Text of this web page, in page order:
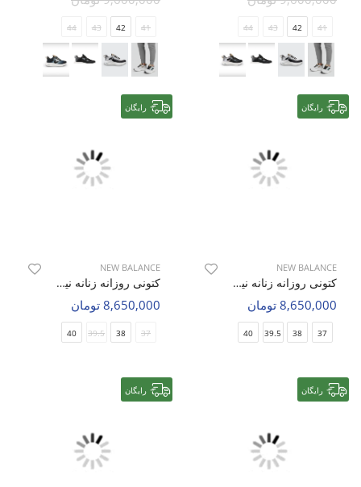
41
42
43
44
41
42
43
44
رایگان
NEW BALANCE
کتونی روزانه زنانه نیو بالانس NB 471 X W
8,650,000 تومان
37
38
39.5
40
رایگان
NEW BALANCE
کتونی روزانه زنانه نیو بالانس NB 471 W
8,650,000 تومان
37
38
39.5
40
رایگان رایگان